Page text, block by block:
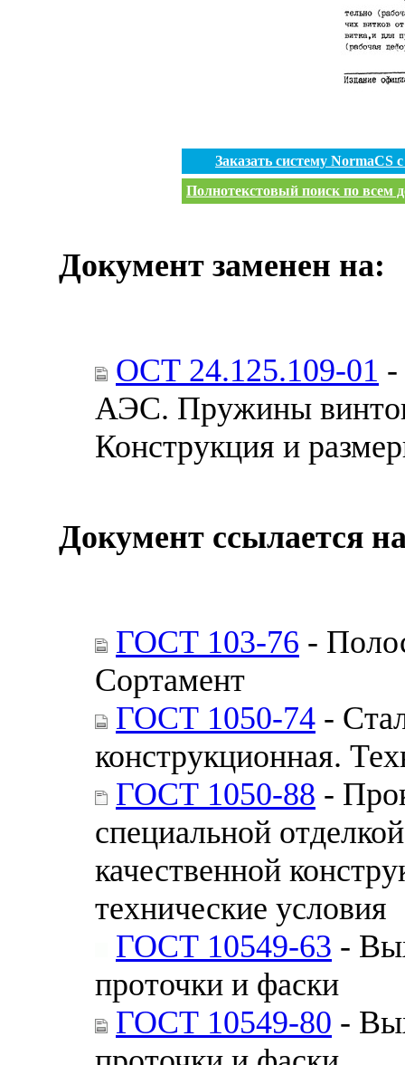
Заказать систему
Полнотекстовый поиск по всем
Документ заменен на:
ОСТ 24.125.109-01 -
АЭС. Пружины
Конструкция и
Документ ссылается
ГОСТ 103-76 -
Сортамент
ГОСТ 1050-74 -
конструкционная.
ГОСТ 1050-88 -
специальной
качественной
технические условия
ГОСТ 10549-63 -
проточки и фаски
ГОСТ 10549-80 -